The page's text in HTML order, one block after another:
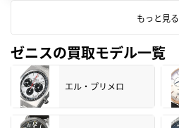
もっと見る
ゼニスの買取モデル一覧
エル・プリメロ